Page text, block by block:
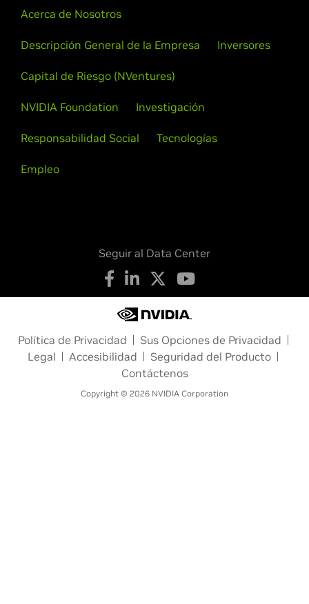
Acerca de Nosotros
Descripción General de la Empresa Inversores
Capital de Riesgo (NVentures)
NVIDIA Foundation Investigación
Responsabilidad Social Tecnologías
Empleo
Seguir al Data Center
Política de Privacidad
Sus Opciones de Privacidad
Legal
Accesibilidad
Seguridad del Producto
Contáctenos
Copyright © 2026 NVIDIA Corporation